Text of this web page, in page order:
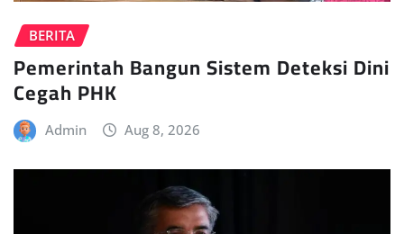
BERITA
Pemerintah Bangun Sistem Deteksi Dini
Cegah PHK
Admin Aug 8, 2026